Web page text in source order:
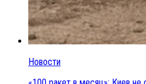
Новости